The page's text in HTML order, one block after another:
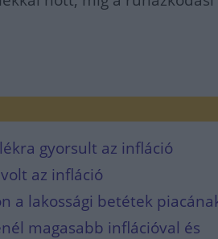
gyorsult az infláció
az infláció
a lakossági betétek
magasabb inflációval és